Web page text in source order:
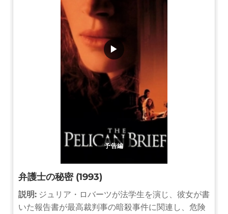
予告編
▶
弁護士の秘密 (1993)
説明: ジュリア・ロバーツが法学生を演じ、彼女が書
いた報告書が最高裁判事の暗殺事件に関連し、危険